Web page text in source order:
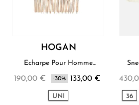
HOGAN
Écharpe Pour Homme
190,00 € -30% 133,00 €
UNI 36